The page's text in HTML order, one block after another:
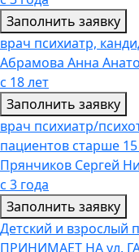
Заполнить заявку
врач психиатр,
Абрамова Анна
с 18 лет
Заполнить заявку
врач психиатр/
пациентов старше 15
Прянчиков Сергей
с 3 года
Заполнить заявку
Детский и взрослый
ПРИНИМАЕТ НА ул.